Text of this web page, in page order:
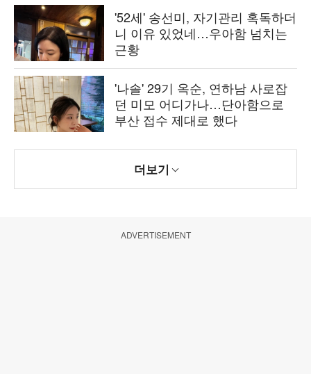
'52세' 송선미, 자기관리 혹독하더
니 이유 있었네…우아함 넘치는
근황
'나솔' 29기 옥순, 연하남 사로잡
던 미모 어디가나…단아함으로
부산 접수 제대로 했다
더보기
ADVERTISEMENT